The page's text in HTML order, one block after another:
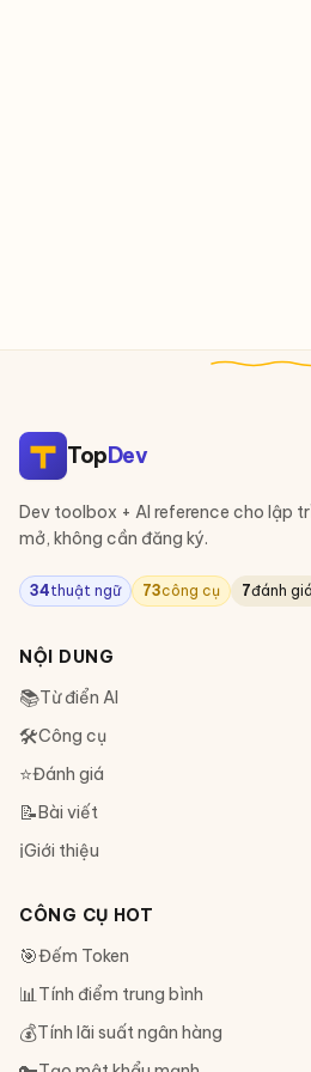
TopDev
Dev toolbox + AI reference cho lập
mở, không cần đăng ký.
34thuật ngữ 73công cụ 7đánh giá
NỘI DUNG
📚Từ điển AI
🛠Công cụ
⭐Đánh giá
📝Bài viết
ℹ️Giới thiệu
CÔNG CỤ HOT
🎯Đếm Token
📊Tính điểm trung bình
💰Tính lãi suất ngân hàng